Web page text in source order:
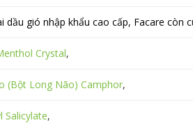
dầu gió nhập khẩu cao cấp, Facare còn
Crystal,
(Bột Long Não) Camphor,
Salicylate,